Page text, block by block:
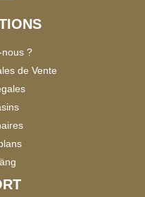
?
de Vente